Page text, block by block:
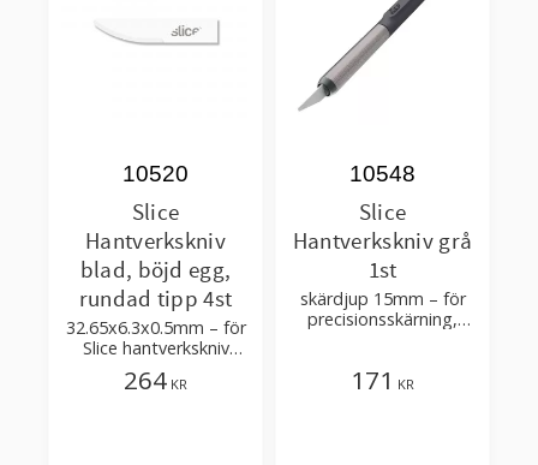
Slice
Hantverkskniv
blad, böjd egg,
rundad tipp 4st
32.65x6.3x0.5mm – för
Slice hantverkskniv
10548, 10568, 10580,
10589
10520
264 KR
Slice
Hantverkskniv grå
1st
skärdjup 15mm – för
precisionsskärning,
10548
171 KR